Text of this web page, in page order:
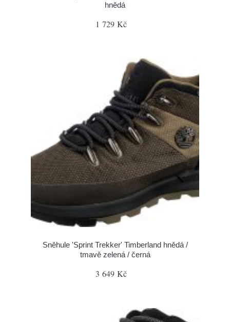
hnědá
1 729 Kč
Sněhule 'Sprint Trekker' Timberland hnědá /
tmavě zelená / černá
3 649 Kč